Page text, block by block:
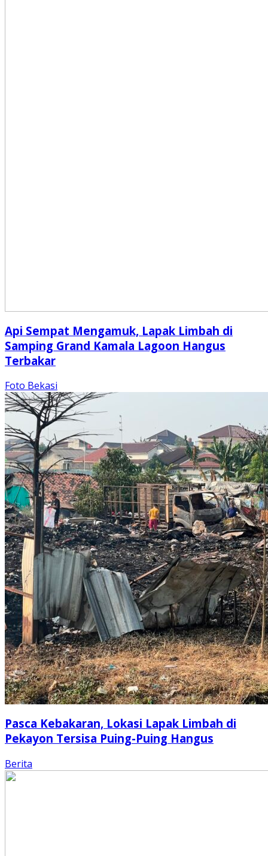
Api Sempat Mengamuk, Lapak Limbah di
Samping Grand Kamala Lagoon Hangus
Terbakar
Foto Bekasi
Pasca Kebakaran, Lokasi Lapak Limbah di
Pekayon Tersisa Puing-Puing Hangus
Berita